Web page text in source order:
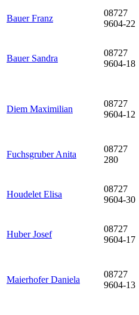
Bauer Franz
08727
9604-22
Bauer Sandra
08727
9604-18
Diem Maximilian
08727
9604-12
Fuchsgruber Anita
08727
280
Houdelet Elisa
08727
9604-30
Huber Josef
08727
9604-17
Maierhofer Daniela
08727
9604-13